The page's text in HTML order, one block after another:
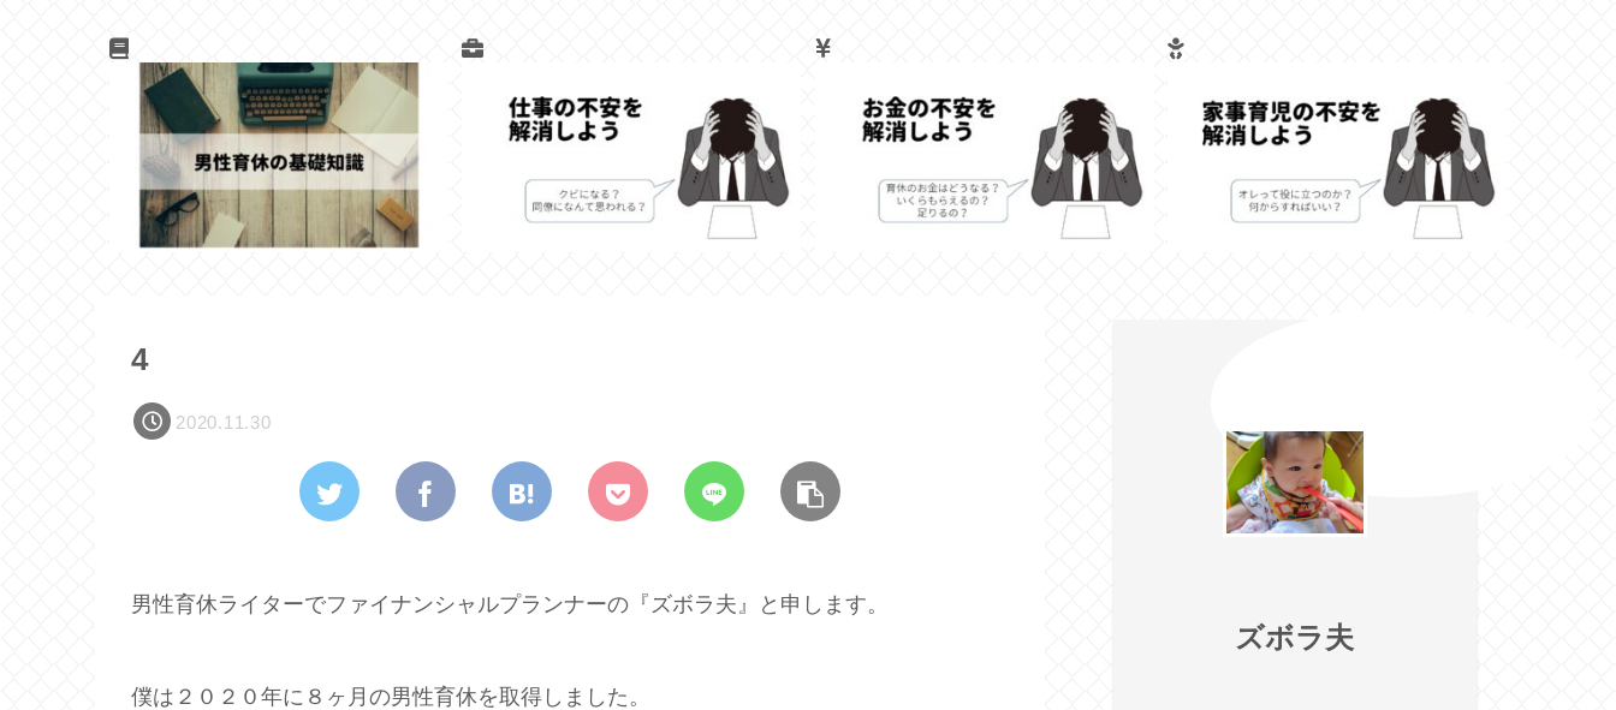
4
2020.11.30
男性育休ライターでファイナンシャルプランナーの『ズボラ夫』と申します。
僕は２０２０年に８ヶ月の男性育休を取得しました。
ズボラ夫